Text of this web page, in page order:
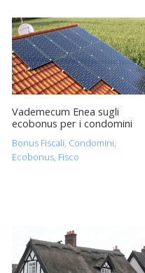
Vademecum Enea sugli
ecobonus per i condomini
Bonus Fiscali, Condomini,
Ecobonus, Fisco